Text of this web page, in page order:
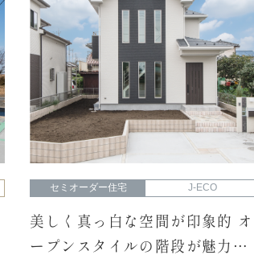
セミオーダー住宅 J-ECO
美しく真っ白な空間が印象的 オ
ープンスタイルの階段が魅力的